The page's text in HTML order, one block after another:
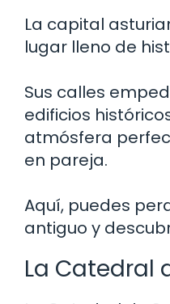
La capital
lugar lleno de
Sus calles
edificios
atmósfera
en pareja.
Aquí, puedes
antiguo y
La Catedral